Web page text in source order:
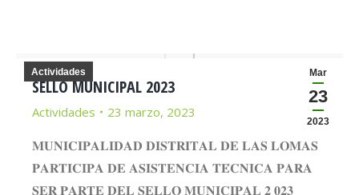
Mar
23
2023
Actividades
SELLO MUNICIPAL 2023
Actividades 23 marzo, 2023
𝐌𝐔𝐍𝐈𝐂𝐈𝐏𝐀𝐋𝐈𝐃𝐀𝐃 𝐃𝐈𝐒𝐓𝐑𝐈𝐓𝐀𝐋 𝐃𝐄 𝐋𝐀𝐒 𝐋𝐎𝐌𝐀𝐒
𝐏𝐀𝐑𝐓𝐈𝐂𝐈𝐏𝐀 𝐃𝐄 𝐀𝐒𝐈𝐒𝐓𝐄𝐍𝐂𝐈𝐀 𝐓𝐄́𝐂𝐍𝐈𝐂𝐀 𝐏𝐀𝐑𝐀
𝐒𝐄𝐑 𝐏𝐀𝐑𝐓𝐄 𝐃𝐄𝐋 𝐒𝐄𝐋𝐋𝐎 𝐌𝐔𝐍𝐈𝐂𝐈𝐏𝐀𝐋 𝟐 𝟎𝟐𝟑